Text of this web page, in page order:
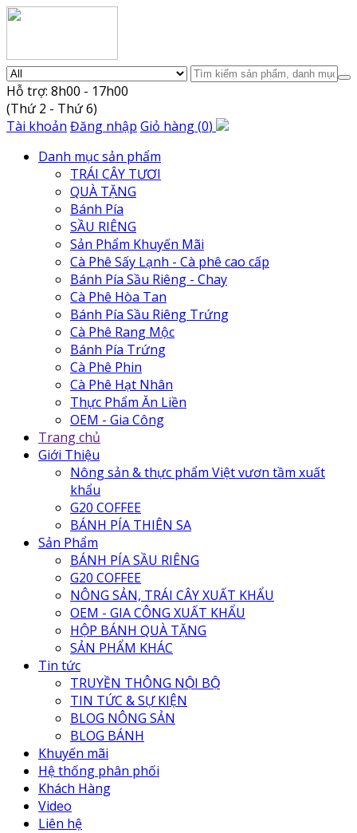
Hỗ trợ: 8h00 - 17h00
(Thứ 2 - Thứ 6)
Tài khoản Đăng nhập Giỏ hàng(0)
Danh mục sản phẩm
TRÁI CÂY TƯƠI
QUÀ TẶNG
Bánh Pía
SẦU RIÊNG
Sản Phẩm Khuyến Mãi
Cà Phê Sấy Lạnh - Cà phê cao cấp
Bánh Pía Sầu Riêng - Chay
Cà Phê Hòa Tan
Bánh Pía Sầu Riêng Trứng
Cà Phê Rang Mộc
Bánh Pía Trứng
Cà Phê Phin
Cà Phê Hạt Nhân
Thực Phẩm Ăn Liền
OEM - Gia Công
Trang chủ
Giới Thiệu
Nông sản & thực phẩm Việt vươn tầm xuất
khẩu
G20 COFFEE
BÁNH PÍA THIÊN SA
Sản Phẩm
BÁNH PÍA SẦU RIÊNG
G20 COFFEE
NÔNG SẢN, TRÁI CÂY XUẤT KHẨU
OEM - GIA CÔNG XUẤT KHẨU
HỘP BÁNH QUÀ TẶNG
SẢN PHẨM KHÁC
Tin tức
TRUYỀN THÔNG NỘI BỘ
TIN TỨC & SỰ KIỆN
BLOG NÔNG SẢN
BLOG BÁNH
Khuyến mãi
Hệ thống phân phối
Khách Hàng
Video
Liên hệ